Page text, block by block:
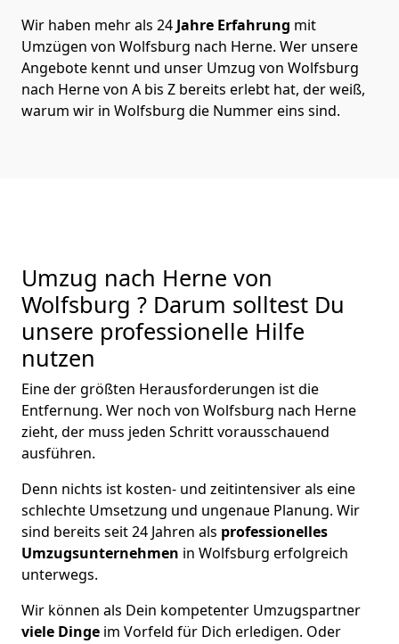
Wir haben mehr als 24 Jahre Erfahrung mit
Umzügen von Wolfsburg nach Herne. Wer unsere
Angebote kennt und unser Umzug von Wolfsburg
nach Herne von A bis Z bereits erlebt hat, der weiß,
warum wir in Wolfsburg die Nummer eins sind.
Umzug nach Herne von
Wolfsburg ? Darum solltest Du
unsere professionelle Hilfe
nutzen
Eine der größten Herausforderungen ist die
Entfernung. Wer noch von Wolfsburg nach Herne
zieht, der muss jeden Schritt vorausschauend
ausführen.
Denn nichts ist kosten- und zeitintensiver als eine
schlechte Umsetzung und ungenaue Planung. Wir
sind bereits seit 24 Jahren als professionelles
Umzugsunternehmen in Wolfsburg erfolgreich
unterwegs.
Wir können als Dein kompetenter Umzugspartner
viele Dinge im Vorfeld für Dich erledigen. Oder